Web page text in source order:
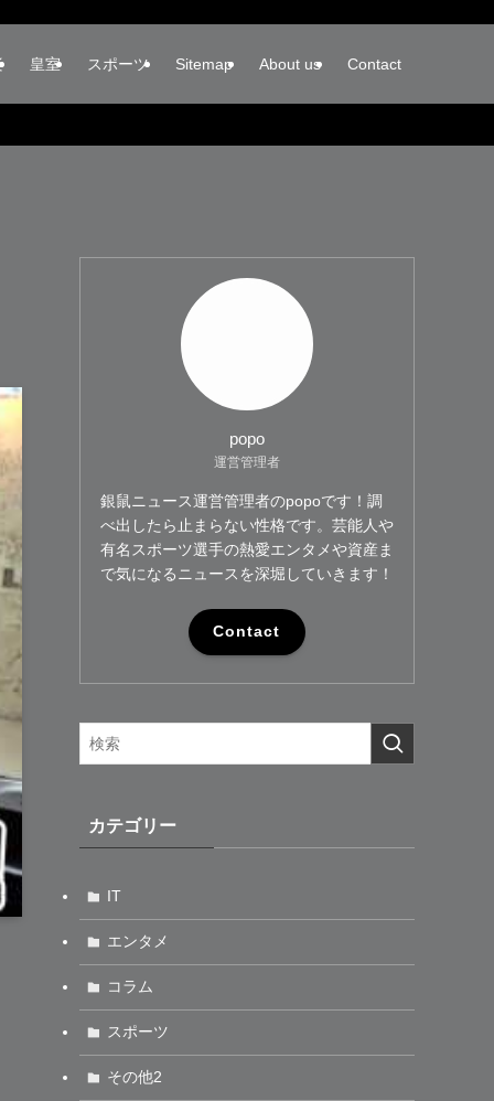
皇室 スポーツ Sitemap About us Contact
popo
運営管理者
銀鼠ニュース運営管理者のpopoです！調
べ出したら止まらない性格です。芸能人や
有名スポーツ選手の熱愛エンタメや資産ま
で気になるニュースを深堀していきます！
Contact
カテゴリー
IT
エンタメ
コラム
スポーツ
その他2